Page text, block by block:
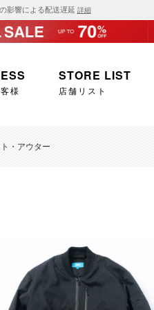
影響による配送遅延 詳細
様
STORE LIST
店舗リスト
・アウター